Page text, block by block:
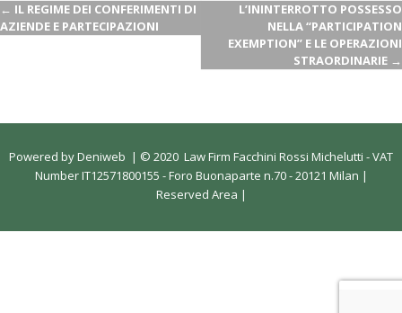
← IL REGIME DEI CONFERIMENTI DI
AZIENDE E PARTECIPAZIONI
L’ININTERROTTO POSSESSO
NELLA “PARTICIPATION
EXEMPTION” E LE OPERAZIONI
STRAORDINARIE →
Powered byDeniweb | © 2020 Law Firm Facchini Rossi Michelutti - VAT
Number IT12571800155 - Foro Buonaparte n.70 - 20121 Milan |
Reserved Area |